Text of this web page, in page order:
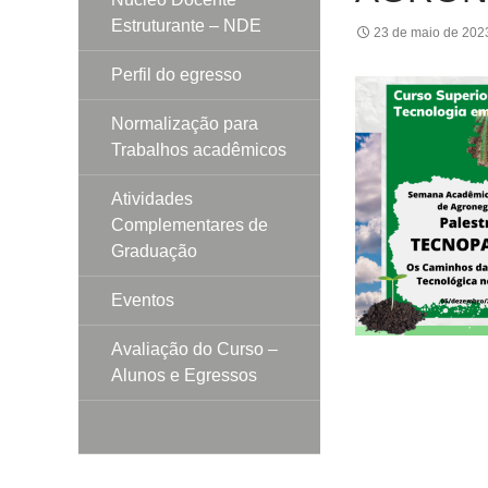
23 de maio de
Estruturante – NDE
Perfil do egresso
Normalização para
Trabalhos acadêmicos
Atividades
Complementares de
Graduação
Eventos
Avaliação do Curso –
Alunos e Egressos